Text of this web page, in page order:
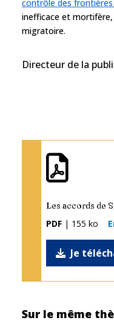
contrôle des
inefficace et
migratoire.
Directeur de la
Les accords de
PDF | 155 ko
Je
Sur le même